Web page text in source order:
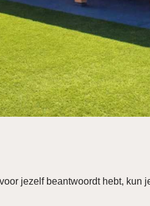
jezelf beantwoordt hebt, kun